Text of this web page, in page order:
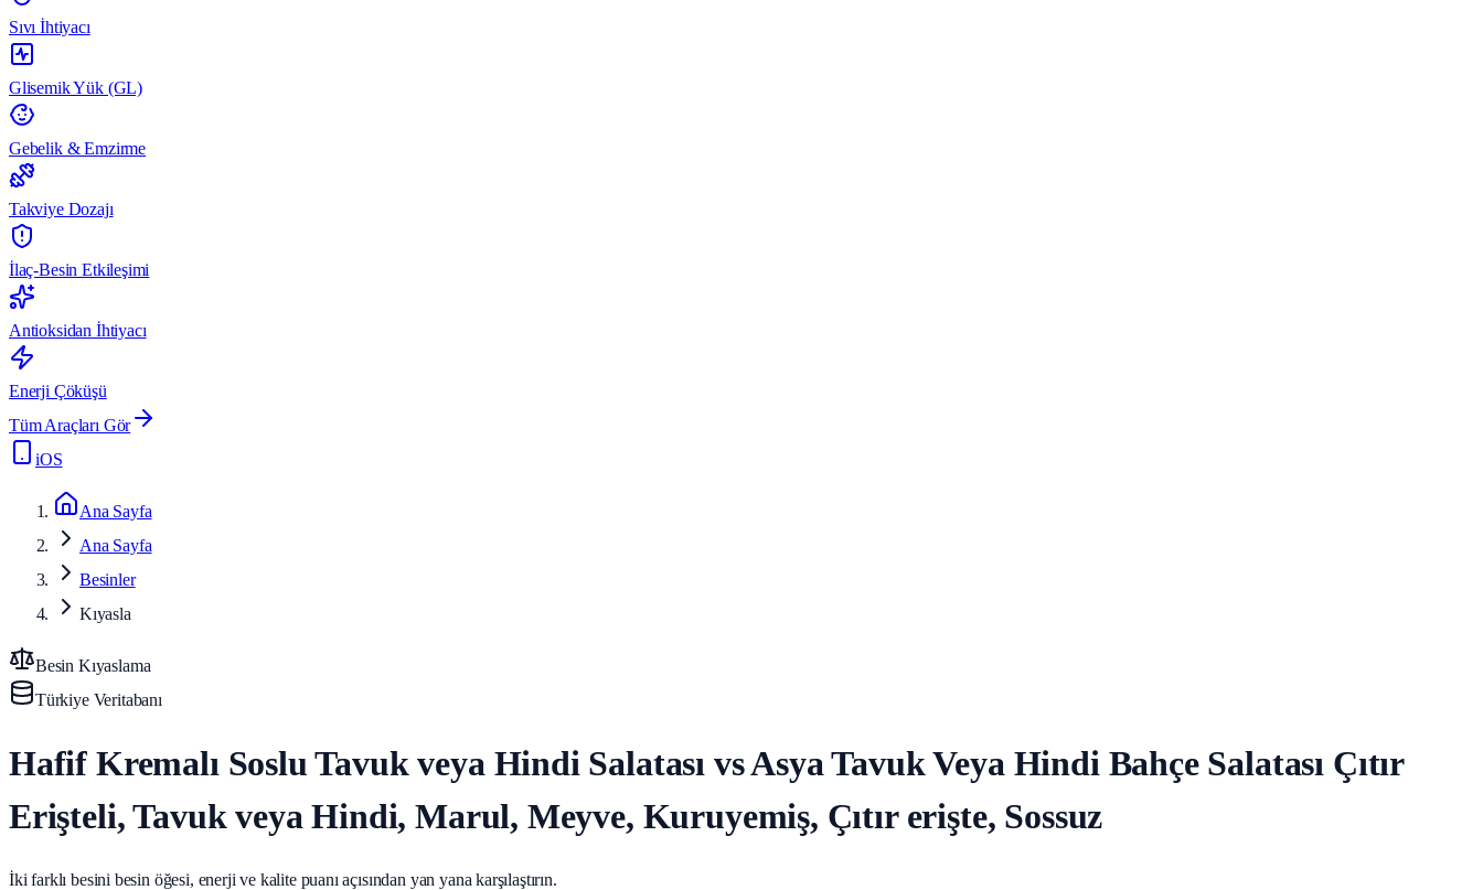
Sıvı İhtiyacı
Glisemik Yük (GL)
Gebelik & Emzirme
Takviye Dozajı
İlaç-Besin Etkileşimi
Antioksidan İhtiyacı
Enerji Çöküşü
Tüm Araçları Gör
iOS
Ana Sayfa
Ana Sayfa
Besinler
Kıyasla
Besin Kıyaslama
Türkiye Veritabanı
Hafif Kremalı Soslu Tavuk veya Hindi Salatası vs Asya Tavuk Veya Hindi Bahçe Salatası Çıtır
Erişteli, Tavuk veya Hindi, Marul, Meyve, Kuruyemiş, Çıtır erişte, Sossuz
İki farklı besini besin öğesi, enerji ve kalite puanı açısından yan yana karşılaştırın.